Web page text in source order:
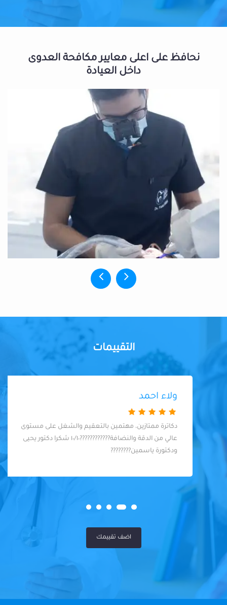
نحافظ على اعلى معايير مكافحة العدوى
داخل العيادة
التقييمات
ولاء احمد
دكاترة ممتازين، مهتمين بالتعقيم والشغل على مستوى
عالي من الدقة والنضافة????????????١٠/١٠ شكرا دكتور يحيى
ودكتورة ياسمين????????
اضف تقييمك